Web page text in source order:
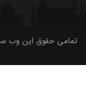
تمامی حقوق این وب